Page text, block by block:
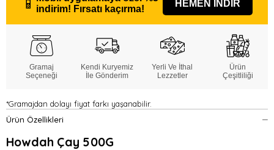
📱 indirim! Fırsatı kaçırma!
HEMEN İNDİR
Gramaj
Seçeneği
Kendi Kuryemiz
İle Gönderim
Yerli Ve İthal
Lezzetler
Ürün
Çeşitliliği
*Gramajdan dolayı fiyat farkı yaşanabilir.
Ürün Özellikleri
Howdah Çay 500G